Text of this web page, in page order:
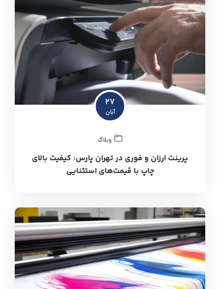
۲۷
آبان
وبلاگ
پرینت ارزان و فوری در تهران پارس: کیفیت بالای
چاپ با قیمت‌های استثنایی